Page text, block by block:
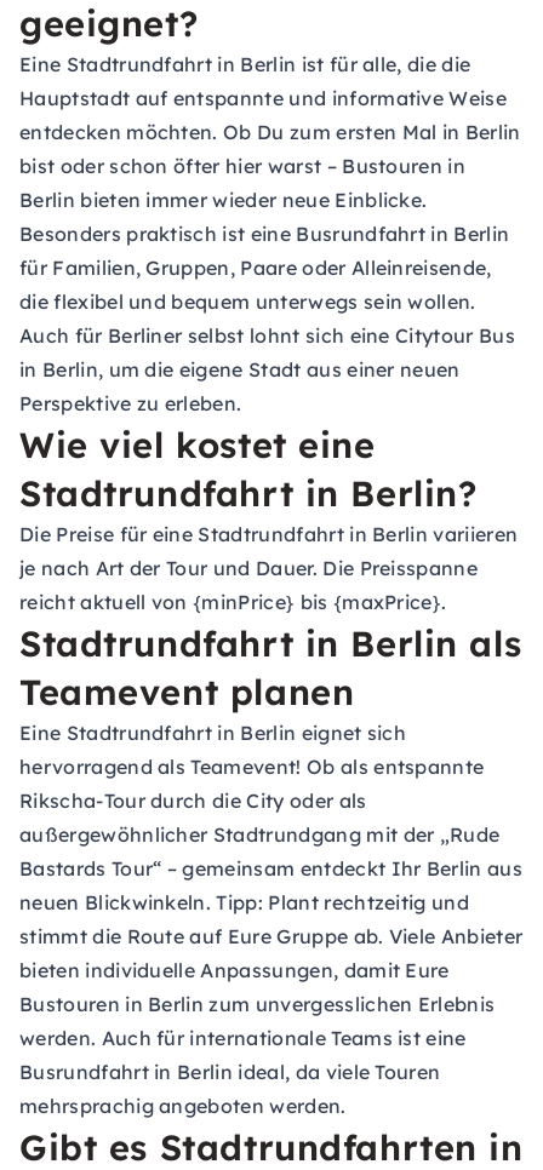
geeignet?
Eine Stadtrundfahrt in Berlin ist für alle, die die
Hauptstadt auf entspannte und informative Weise
entdecken möchten. Ob Du zum ersten Mal in Berlin
bist oder schon öfter hier warst – Bustouren in
Berlin bieten immer wieder neue Einblicke.
Besonders praktisch ist eine Busrundfahrt in Berlin
für Familien, Gruppen, Paare oder Alleinreisende,
die flexibel und bequem unterwegs sein wollen.
Auch für Berliner selbst lohnt sich eine Citytour Bus
in Berlin, um die eigene Stadt aus einer neuen
Perspektive zu erleben.
Wie viel kostet eine
Stadtrundfahrt in Berlin?
Die Preise für eine Stadtrundfahrt in Berlin variieren
je nach Art der Tour und Dauer. Die Preisspanne
reicht aktuell von {minPrice} bis {maxPrice}.
Stadtrundfahrt in Berlin als
Teamevent planen
Eine Stadtrundfahrt in Berlin eignet sich
hervorragend als Teamevent! Ob als entspannte
Rikscha-Tour durch die City oder als
außergewöhnlicher Stadtrundgang mit der „Rude
Bastards Tour“ – gemeinsam entdeckt Ihr Berlin aus
neuen Blickwinkeln. Tipp: Plant rechtzeitig und
stimmt die Route auf Eure Gruppe ab. Viele Anbieter
bieten individuelle Anpassungen, damit Eure
Bustouren in Berlin zum unvergesslichen Erlebnis
werden. Auch für internationale Teams ist eine
Busrundfahrt in Berlin ideal, da viele Touren
mehrsprachig angeboten werden.
Gibt es Stadtrundfahrten in